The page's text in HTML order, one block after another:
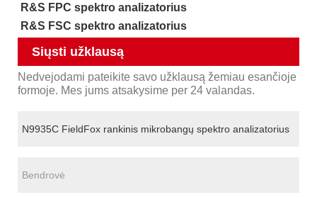
R&S FPC spektro analizatorius
R&S FSC spektro analizatorius
Siųsti užklausą
Nedvejodami pateikite savo užklausą žemiau esančioje
formoje. Mes jums atsakysime per 24 valandas.